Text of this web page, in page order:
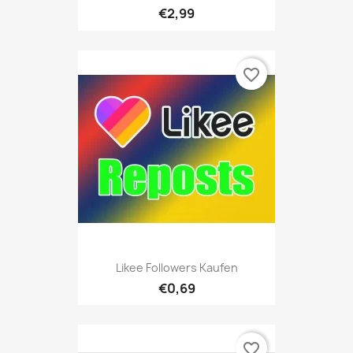
€2,99
Likee Followers Kaufen
€0,69
favorite_border
favorite_border